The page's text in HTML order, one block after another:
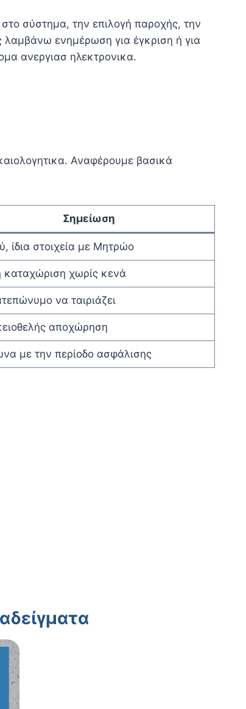
σύστημα, την επιλογή παροχής, την
ενημέρωση για έγκριση ή για
ανεργιασ ηλεκτρονικα.
Αναφέρουμε βασικά
Σημείωση
ίδια στοιχεία με Μητρώο
καταχώριση χωρίς κενά
να ταιριάζει
αποχώρηση
με την περίοδο ασφάλισης